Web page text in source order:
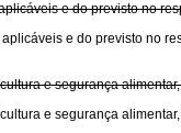
e do previsto no
e do previsto no
e segurança
e segurança